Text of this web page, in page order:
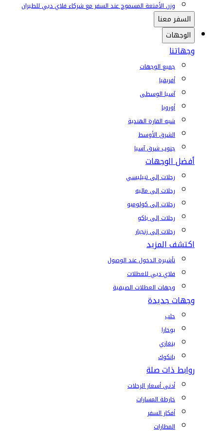
وزن الأمتعة المسموح عند السفر مع شركاء فلاي دبي للطيران
السفر معنا
الوجهات
وجهاتنا
جميع الوجهات
أفريقيا
آسيا الوسطى
أوروبا
شبه القارة الهندية
الشرق الأوسط
جنوب شرق آسيا
أفضل الوجهات
رحلات إلى تبيليسي
رحلات إلى ماليه
رحلات إلى كولومبو
رحلات إلى باكو
رحلات إلى زنجبار
اكتشف المزيد
تأشيرة الدخول عند الوصول
فلاي دبي للعطلات
وجهات العطلات الصيفية
وجهات جديدة
حلب
بوخارا
بنغازي
بانكوك
روابط ذات صلة
أدنى أسعار الرحلات
خارطة المسارات
أفكار السفر
المطارات